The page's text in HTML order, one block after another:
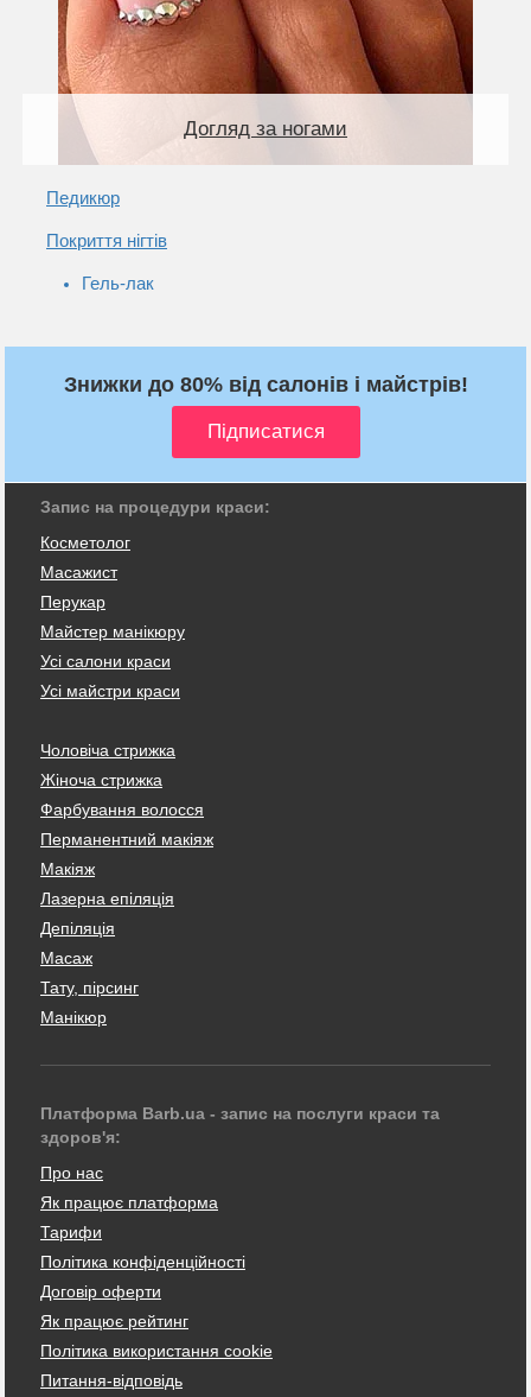
Догляд за ногами
Педикюр
Покриття нігтів
Гель-лак
Знижки до 80% від салонів і майстрів!
Запис на процедури краси:
Косметолог
Масажист
Перукар
Майстер манікюру
Усі салони краси
Усі майстри краси
Чоловіча стрижка
Жіноча стрижка
Фарбування волосся
Перманентний макіяж
Макіяж
Лазерна епіляція
Депіляція
Масаж
Тату, пірсинг
Манікюр
Платформа Barb.ua - запис на послуги краси та
здоров'я:
Про нас
Як працює платформа
Тарифи
Політика конфіденційності
Договір оферти
Як працює рейтинг
Політика використання cookie
Питання-відповідь